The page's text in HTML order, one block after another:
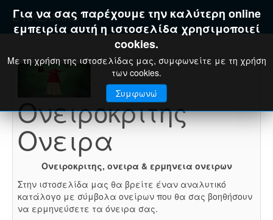
E-KAZAMIAS
Για να σας παρέχουμε την καλύτερη online
εμπειρία αυτή η ιστοσελίδα χρησιμοποιεί
cookies.
Με τη χρήση της ιστοσελίδας μας, συμφωνείτε με τη χρήση
των cookies.
Συμφωνώ
Ονειροκριτης
Ονειρα
Ονειροκριτης, ονειρα & ερμηνεια ονειρων
Στην ιστοσελίδα μας θα βρείτε έναν αναλυτικό
κατάλογο με σύμβολα ονείρων που θα σας βοηθήσουν
να ερμηνεύσετε τα όνειρα σας.